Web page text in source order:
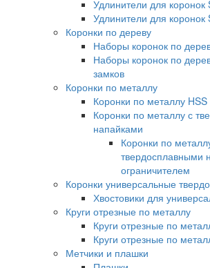
Удлинители для коронок
Удлинители для коронок
Коронки по дереву
Наборы коронок по
Наборы коронок по
замков
Коронки по металлу
Коронки по металлу HSS
Коронки по металлу с
напайками
Коронки по
твердосплавными
ограничителем
Коронки универсальные
Хвостовики для
Круги отрезные по металлу
Круги отрезные по
Круги отрезные по
Метчики и плашки